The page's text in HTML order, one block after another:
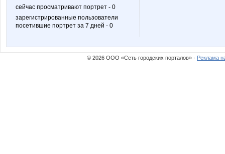
сейчас просматривают портрет - 0
зарегистрированные пользователи
посетившие портрет за 7 дней - 0
© 2026 ООО «Сеть городских порталов» · Реклама